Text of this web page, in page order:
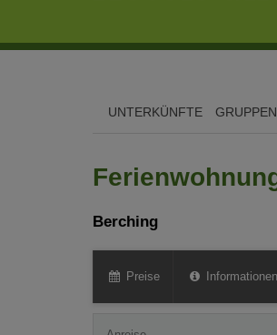
UNTERKÜNFTE
Berching
Preise Informationen